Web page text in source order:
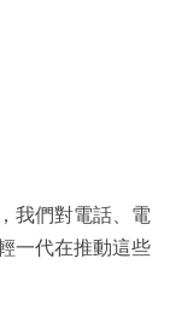
我們對電話、電
一代在推動這些